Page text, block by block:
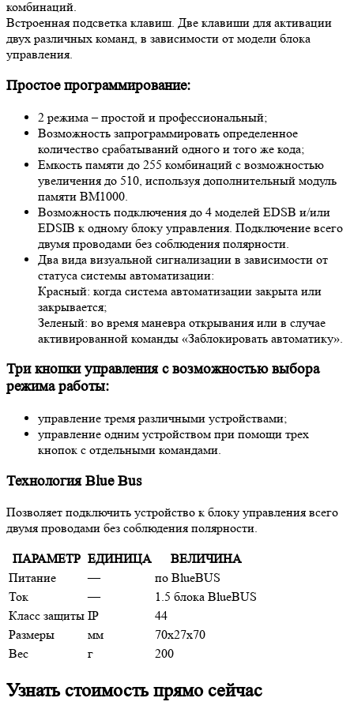
комбинаций.
Встроенная подсветка клавиш. Две клавиши для активации
двух различных команд, в зависимости от модели блока
управления.
Простое программирование:
2 режима – простой и профессиональный;
Возможность запрограммировать определенное
количество срабатываний одного и того же кода;
Емкость памяти до 255 комбинаций с возможностью
увеличения до 510, используя дополнительный модуль
памяти BM1000.
Возможность подключения до 4 моделей EDSB и/или
EDSIB к одному блоку управления. Подключение всего
двумя проводами без соблюдения полярности.
Два вида визуальной сигнализации в зависимости от
статуса системы автоматизации:
Красный: когда система автоматизации закрыта или
закрывается;
Зеленый: во время маневра открывания или в случае
активированной команды «Заблокировать автоматику».
Три кнопки управления с возможностью выбора
режима работы:
управление тремя различными устройствами;
управление одним устройством при помощи трех
кнопок с отдельными командами.
Технология Blue Bus
Позволяет подключить устройство к блоку управления всего
двумя проводами без соблюдения полярности.
ПАРАМЕТР ЕДИНИЦА
ВЕЛИЧИНА
Питание
—
по BlueBUS
Ток
—
1.5 блока BlueBUS
Класс защиты IP
44
Размеры
мм
70х27х70
Вес
г 200
Узнать стоимость прямо сейчас